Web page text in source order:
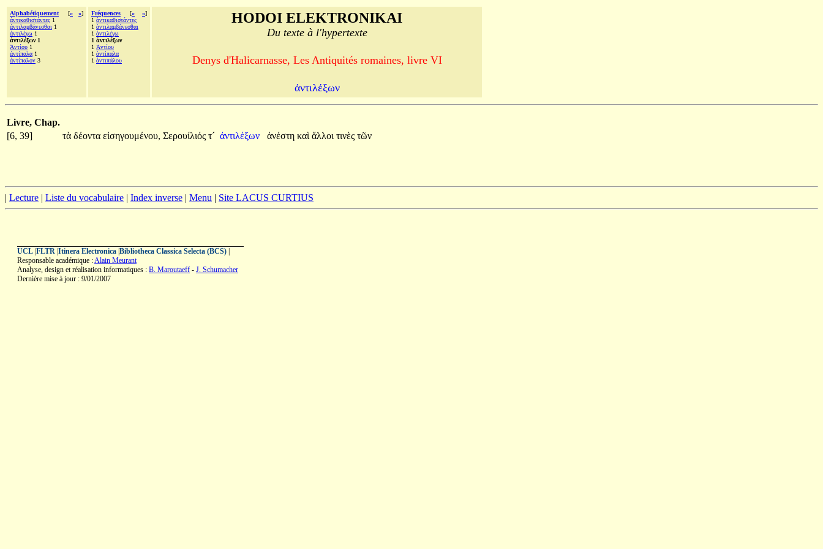
Alphabétiquement [« »]
ἀντικαθιστάντες 1
ἀντιλαμβάνεσθαι 1
ἀντιλέγω 1
ἀντιλέξων 1
Ἀντίου 1
ἀντίπαλα 1
ἀντίπαλον 3
Fréquences [« »]
1 ἀντικαθιστάντες
1 ἀντιλαμβάνεσθαι
1 ἀντιλέγω
1 ἀντιλέξων
1 Ἀντίου
1 ἀντίπαλα
1 ἀντιπάλου
HODOI ELEKTRONIKAI
Du texte à l'hypertexte
Denys d'Halicarnasse, Les Antiquités romaines, livre VI
ἀντιλέξων
Livre, Chap.
[6, 39]
τὰ δέοντα εἰσηγουμένου, Σερουίλιός τ´ ἀντιλέξων ἀνέστη καὶ ἄλλοι τινὲς τῶν
| Lecture | Liste du vocabulaire | Index inverse | Menu | Site LACUS CURTIUS
UCL FLTR Itinera Electronica Bibliotheca Classica Selecta (BCS)
Responsable académique :Alain Meurant
Analyse, design et réalisation informatiques : B. Maroutaeff - J. Schumacher
Dernière mise à jour : 9/01/2007